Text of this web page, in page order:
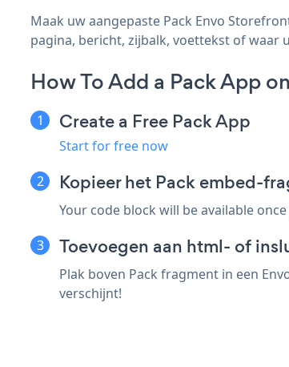
Maak uw aangepaste Pack Envo
pagina, bericht, zijbalk, voettekst of waar
How To Add a Pack App
Create a Free Pack App
Start for free now
Kopieer het Pack embed-
Your code block will be available
Toevoegen aan html- of
Plak boven Pack fragment in een
verschijnt!